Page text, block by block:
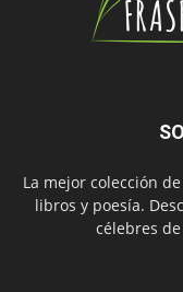
La mejor colección
libros y poesía.
célebres